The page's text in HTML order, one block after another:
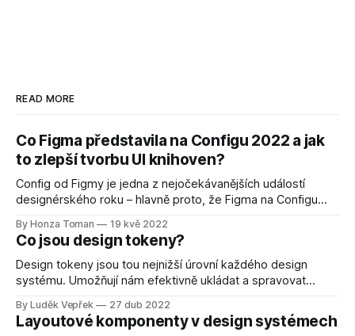
READ MORE
Co Figma představila na Configu 2022 a jak
to zlepší tvorbu UI knihoven?
Config od Figmy je jedna z nejočekávanějších událostí
designérského roku – hlavně proto, že Figma na Configu
designového nástroje na trhu.
By Honza Toman 19 kvě 2022
Co jsou design tokeny?
Design tokeny jsou tou nejnižší úrovní každého design
systému. Umožňují nám efektivně ukládat a spravovat
různými platformami, včetně třeba implementace barevných
schémat do celého projektu
By Luděk Vepřek 27 dub 2022
Layoutové komponenty v design systémech